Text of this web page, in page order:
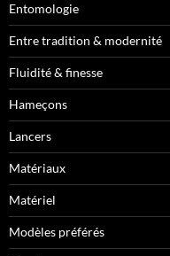
Entomologie
Entre tradition & modernité
Fluidité & finesse
Hameçons
Lancers
Matériaux
Matériel
Modèles préférés